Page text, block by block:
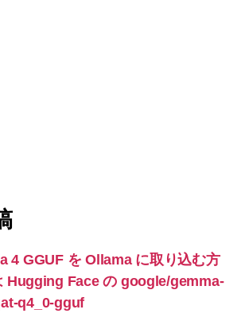
4 GGUF を Ollama に取り込む方
Hugging Face の google/gemma-
q4_0-gguf